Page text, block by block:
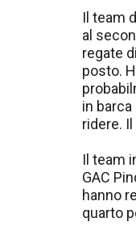
Il team
al
regate
posto.
in
ridere.
Il team
GAC
hanno
quarto